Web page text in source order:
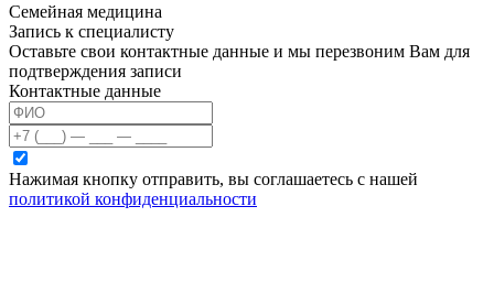
Семейная медицина
Запись к специалисту
Оставьте свои контактные данные и мы перезвоним Вам для
подтверждения записи
Контактные данные
Нажимая кнопку отправить, вы соглашаетесь с нашей
политикой конфиденциальности